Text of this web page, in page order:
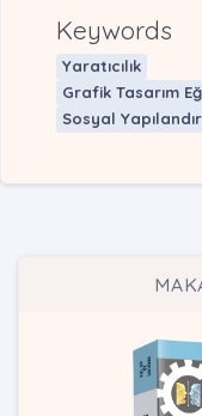
Keywords
Yaratıcılık
Grafik Tasarım
Sosyal